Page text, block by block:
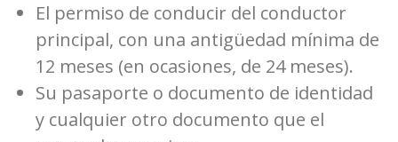
El permiso de conducir del conductor
principal, con una antigüedad mínima de
12 meses (en ocasiones, de 24 meses).
Su pasaporte o documento de identidad
y cualquier otro documento que el